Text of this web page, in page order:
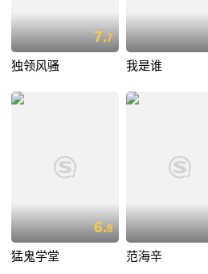
7.7
独领风骚 我是谁
6.8
猛鬼学堂 范海辛